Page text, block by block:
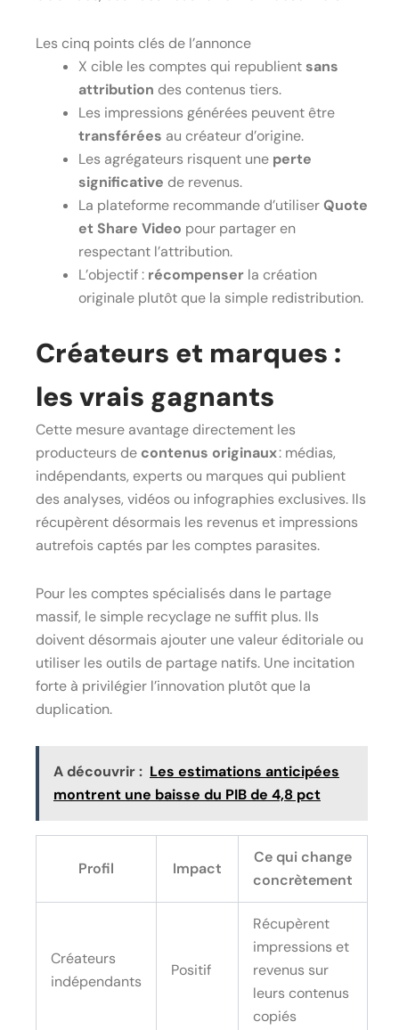
Les cinq points clés de l’annonce
X cible les comptes qui republient sans
attribution des contenus tiers.
Les impressions générées peuvent être
transférées au créateur d’origine.
Les agrégateurs risquent une perte
significative de revenus.
La plateforme recommande d’utiliserQuote
et Share Video pour partager en
respectant l’attribution.
L’objectif : récompenser la création
originale plutôt que la simple redistribution.
Créateurs et marques :
les vrais gagnants
Cette mesure avantage directement les
producteurs de contenus originaux: médias,
indépendants, experts ou marques qui publient
des analyses, vidéos ou infographies exclusives. Ils
récupèrent désormais les revenus et impressions
autrefois captés par les comptes parasites.
Pour les comptes spécialisés dans le partage
massif, le simple recyclage ne suffit plus. Ils
doivent désormais ajouter une valeur éditoriale ou
utiliser les outils de partage natifs. Une incitation
forte à privilégier l’innovation plutôt que la
duplication.
A découvrir : Les estimations anticipées
montrent une baisse du PIB de 4,8 pct
Profil Impact
Ce qui change
concrètement
Créateurs
indépendants
Positif
Récupèrent
impressions et
revenus sur
leurs contenus
copiés